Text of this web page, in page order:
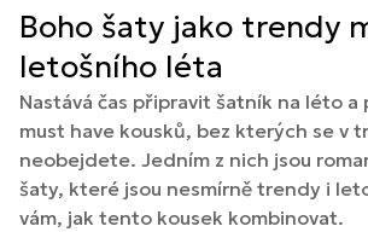
Boho šaty jako trendy
letošního léta
Nastává čas připravit šatník na léto
must have kousků, bez kterých se v
neobejdete. Jedním z nich jsou
šaty, které jsou nesmírně trendy i
vám, jak tento kousek kombinovat.